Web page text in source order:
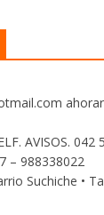
AVISOS.
– 988338022
Suchiche •